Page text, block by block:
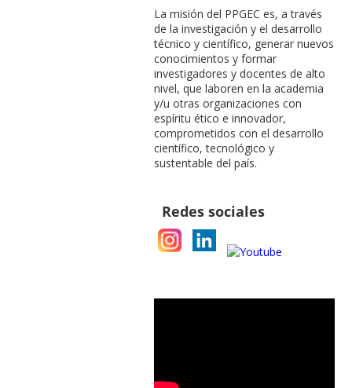
La misión del PPGEC es, a través
de la investigación y el desarrollo
técnico y científico, generar nuevos
conocimientos y formar
investigadores y docentes de alto
nivel, que laboren en la academia
y/u otras organizaciones con
espíritu ético e innovador,
comprometidos con el desarrollo
científico, tecnológico y
sustentable del país.
Redes sociales